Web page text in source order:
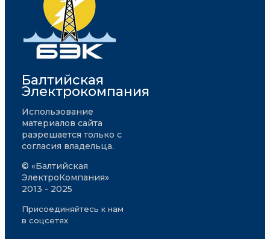
Балтийская
Электрокомпания
Использование
материалов сайта
разрешается только с
согласия владельца.
© «Балтийская
ЭлектроКомпания»
2013 - 2025
Присоединяйтесь к нам
в соцсетях